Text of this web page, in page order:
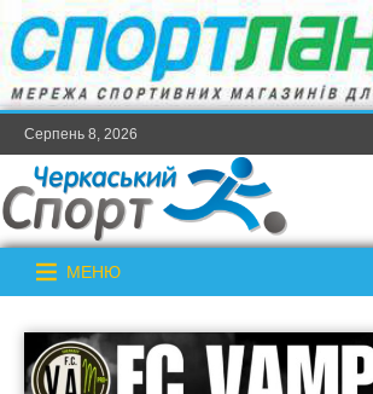
Серпень 8, 2026
МЕНЮ